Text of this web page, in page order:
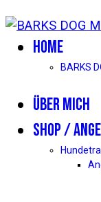
HOME
BARKS
ÜBER MICH
SHOP /